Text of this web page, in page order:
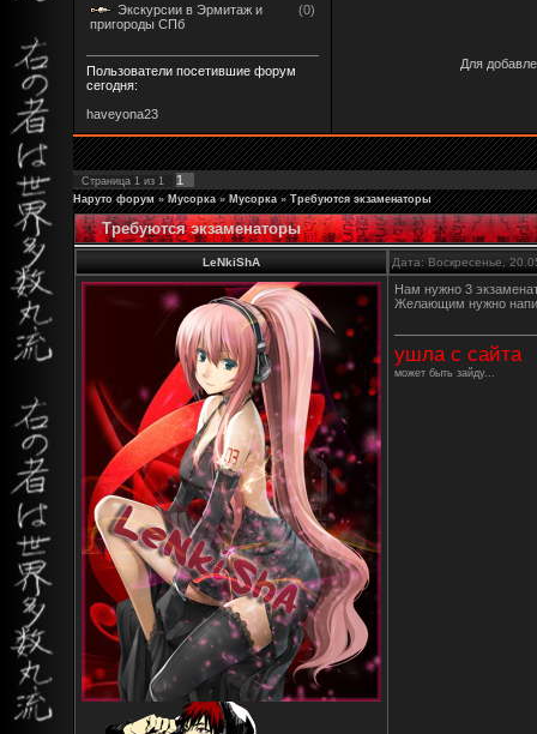
Экскурсии в Эрмитаж и
пригороды СПб
(0)
Пользователи посетившие форум
сегодня:
haveyona23
Для
Страница 1 из 1 1
Наруто форум » Мусорка » Мусорка » Требуются экзаменаторы
Требуются экзаменаторы
LeNkiShA Дата: Воскресенье,
Нам нужно 3
Желающим нужно
ушла с сайта
может быть зайду...